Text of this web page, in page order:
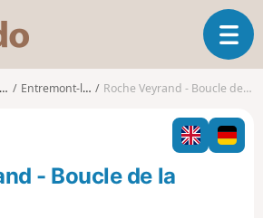
s
o
o
O
u
i
r
l
Entremont-le-Vieux Roche Veyrand - Boucle de la Tournette
- Boucle de la